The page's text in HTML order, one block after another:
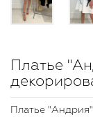
Платье
Платье